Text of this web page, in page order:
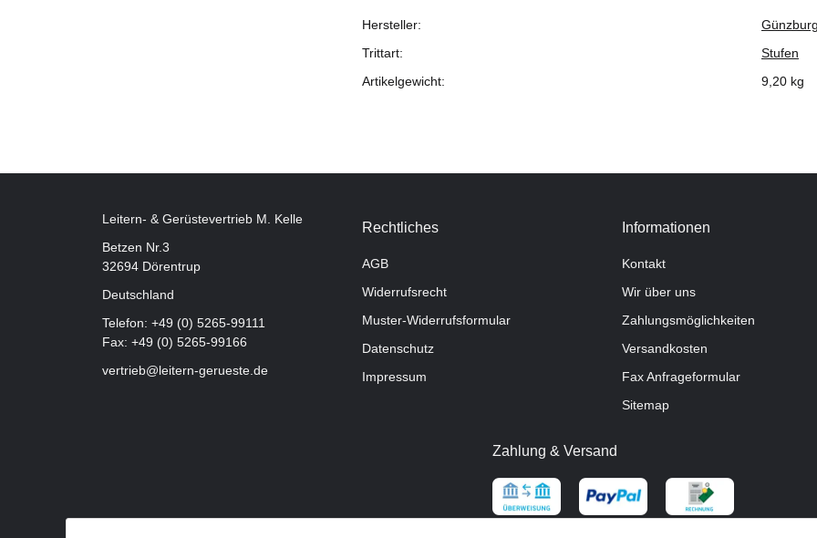
Hersteller:
Trittart:
Stufen
Artikelgewicht:
9,20 kg
Leitern- & Gerüstevertrieb M. Kelle
Betzen Nr.3
32694 Dörentrup
Deutschland
Telefon: +49 (0) 5265-99111
Fax: +49 (0) 5265-99166
vertrieb@leitern-gerueste.de
Rechtliches
AGB
Widerrufsrecht
Muster-Widerrufsformular
Datenschutz
Impressum
Informationen
Kontakt
Wir über uns
Zahlungsmöglichkeiten
Versandkosten
Fax Anfrageformular
Sitemap
Zahlung & Versand